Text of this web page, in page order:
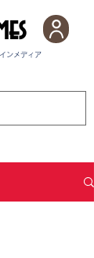
ンメディア